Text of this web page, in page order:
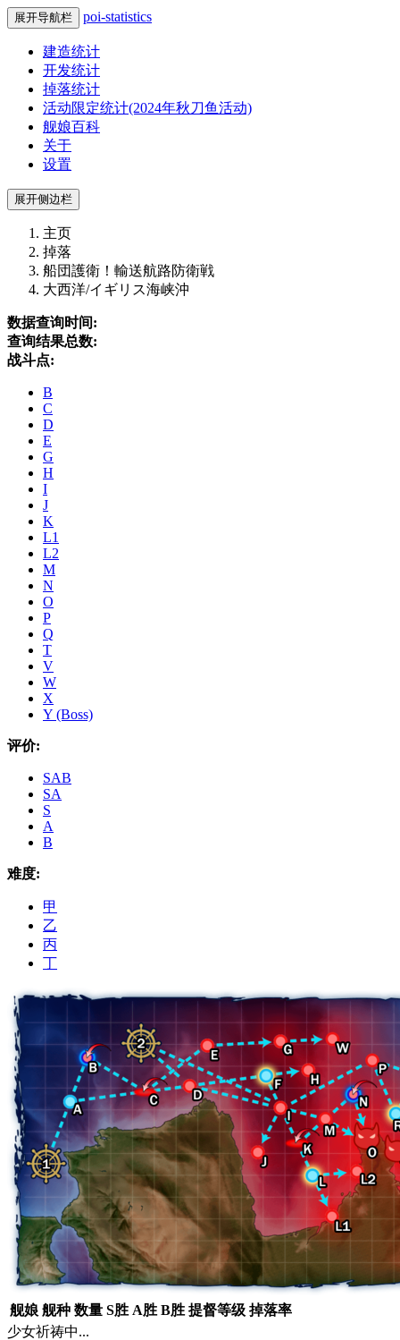
展开导航栏 poi-statistics
建造统计
开发统计
掉落统计
活动限定统计(2024年秋刀鱼活动)
舰娘百科
关于
设置
展开侧边栏
主页
掉落
船団護衛！輸送航路防衛戦
大西洋/イギリス海峡沖
数据查询时间:
查询结果总数:
战斗点:
B
C
D
E
G
H
I
J
K
L1
L2
M
N
O
P
Q
T
V
W
X
Y (Boss)
评价:
SAB
SA
S
A
B
难度:
甲
乙
丙
丁
舰娘 舰种 数量 S胜 A胜 B胜 提督等级 掉落率
少女祈祷中...